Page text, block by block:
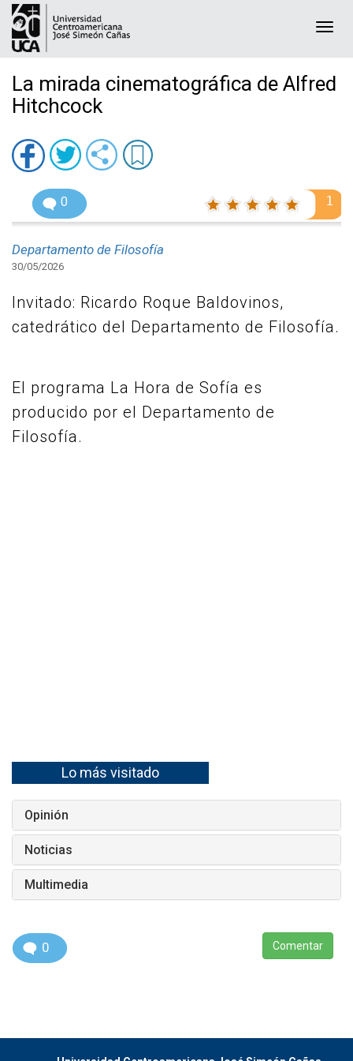
La mirada cinematográfica de Alfred
Hitchcock
0 1
Departamento de Filosofía
30/05/2026
Invitado: Ricardo Roque Baldovinos,
catedrático del Departamento de Filosofía.
El programa La Hora de Sofía es
producido por el Departamento de
Filosofía.
Lo más visitado
Opinión
Noticias
Multimedia
0 Comentar